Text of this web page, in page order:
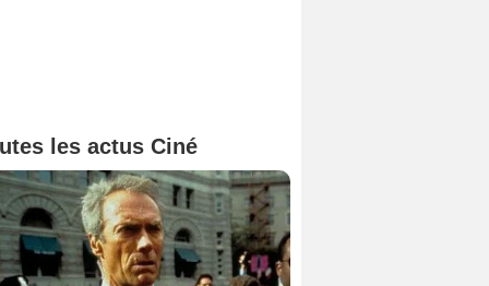
les actus Ciné